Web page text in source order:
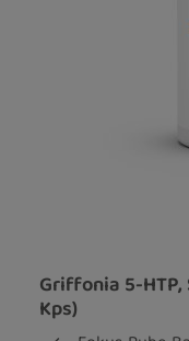
Griffonia 5-
Kps)